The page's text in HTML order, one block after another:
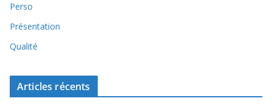
Perso
Présentation
Qualité
Articles récents